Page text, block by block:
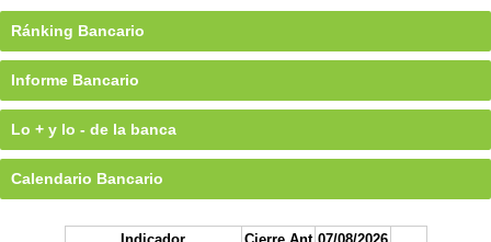
Ránking Bancario
Informe Bancario
Lo + y lo - de la banca
Calendario Bancario